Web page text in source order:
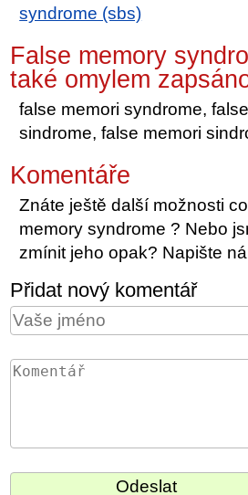
syndrome (sbs)
False memory
také omylem
false memori syndrome,
sindrome, false memori
Komentáře
Znáte ještě další možnosti
memory syndrome ? Nebo
zmínit jeho opak? Napište
Přidat nový komentář